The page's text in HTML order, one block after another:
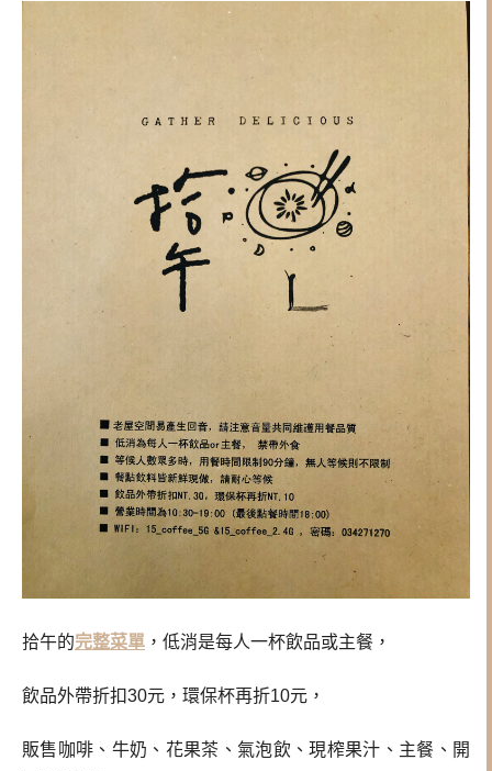
拾午的完整菜單 ，低消是每人一杯飲品或主餐，
飲品外帶折扣30元，環保杯再折10元，
販售咖啡、牛奶、花果茶、氣泡飲、現榨果汁、主餐、開